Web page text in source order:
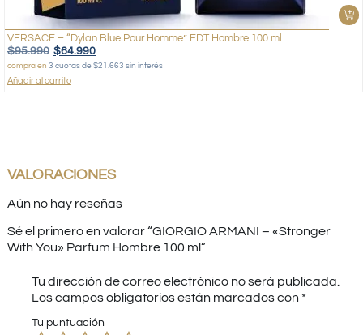
VERSACE – “Dylan Blue Pour Homme” EDT Hombre 100 ml
$95.990 $64.990
compra en 3 cuotas de $21.663 sin interés
Añadir al carrito
VALORACIONES
Aún no hay reseñas
Sé el primero en valorar “GIORGIO ARMANI – «Stronger
With You» Parfum Hombre 100 ml”
Tu dirección de correo electrónico no será publicada.
Los campos obligatorios están marcados con *
Tu puntuación